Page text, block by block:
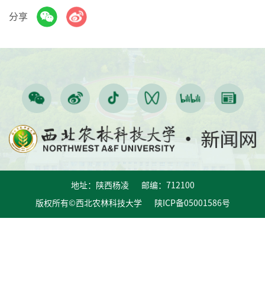
分享
地址：陕西杨凌 邮编：712100
版权所有©西北农林科技大学 陕ICP备05001586号